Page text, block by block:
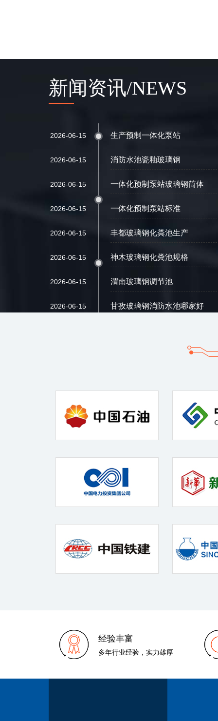
新闻资讯/NEWS
2026-06-15 生产预制一体化泵站
2026-06-15 消防水池瓷釉玻璃钢
2026-06-15 一体化预制泵站玻璃钢筒体
2026-06-15 一体化预制泵站标准
2026-06-15 丰都玻璃钢化粪池生产
2026-06-15 神木玻璃钢化粪池规格
2026-06-15 渭南玻璃钢调节池
2026-06-15 甘孜玻璃钢消防水池哪家好
经验丰富
多年行业经验，实力雄厚